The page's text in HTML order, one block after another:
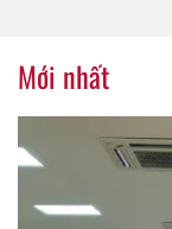
Mới nhất